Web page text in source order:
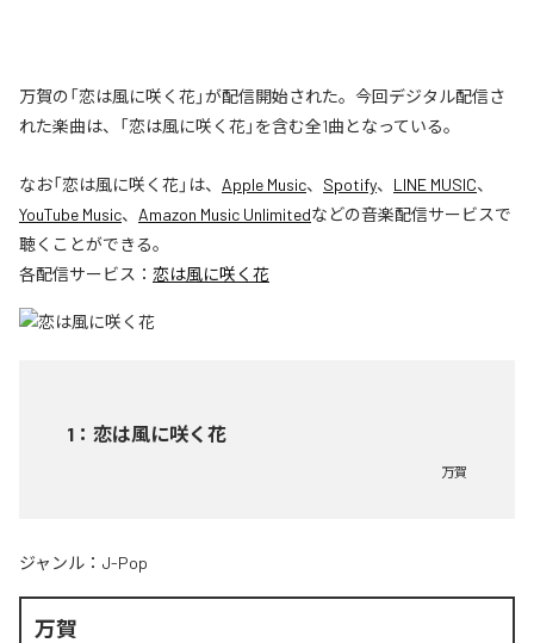
万賀の「恋は風に咲く花」が配信開始された。今回デジタル配信さ
れた楽曲は、「恋は風に咲く花」を含む全1曲となっている。
なお「恋は風に咲く花」は、 Apple Music、 Spotify、 LINE MUSIC、
YouTube Music、 Amazon Music Unlimitedなどの音楽配信サービスで
聴くことができる。
各配信サービス： 恋は風に咲く花
1 ： 恋は風に咲く花
万賀
ジャンル： J-Pop
万賀